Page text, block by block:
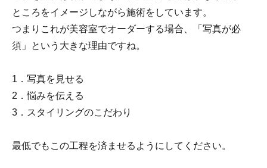
ところをイメージしながら施術をしています。
つまりこれが美容室でオーダーする場合、「写真が必
須」という大きな理由ですね。
1．写真を見せる
2．悩みを伝える
3．スタイリングのこだわり
最低でもこの工程を済ませるようにしてください。